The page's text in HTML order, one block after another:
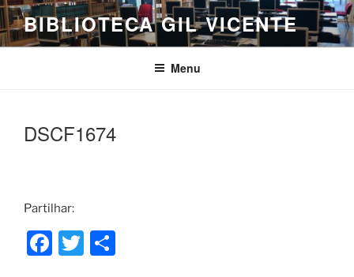
Saltar
para
o
BIBLIOTECA GIL VICENTE
Menu
DSCF1674
Partilhar:
F
T